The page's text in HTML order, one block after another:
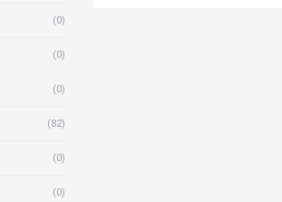
(0)
(0)
(0)
(82)
(0)
(0)